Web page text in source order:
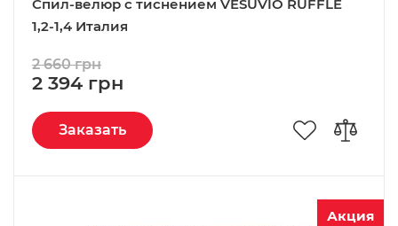
Спил-велюр c тиснением VESUVIO RUFFLE
1,2-1,4 Италия
2 394 грн
2 660 грн
Заказать
Акция